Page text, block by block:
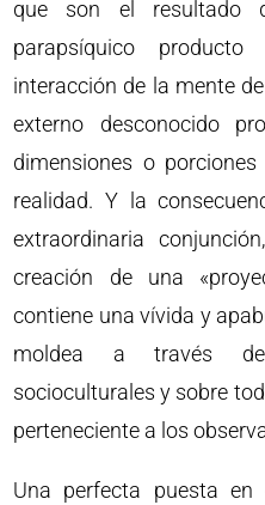
que son el resultado
parapsíquico
interacción de la mente
externo desconocido
dimensiones o
realidad. Y la
extraordinaria
creación de una
contiene una vívida y
moldea a través de
socioculturales y sobre
perteneciente a los
Una perfecta puesta en